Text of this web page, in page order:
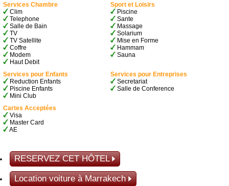
Services Chambre
Clim
Telephone
Salle de Bain
TV
TV Satellite
Coffre
Modem
Haut Debit
Sport et Loisirs
Piscine
Sante
Massage
Solarium
Mise en Forme
Hammam
Sauna
Services pour Enfants
Reduction Enfants
Piscine Enfants
Mini Club
Services pour Entreprises
Secretariat
Salle de Conference
Cartes Acceptées
Visa
Master Card
AE
RESERVEZ CET HÔTEL
Location voiture à Marrakech